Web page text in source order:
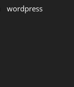
wordpress